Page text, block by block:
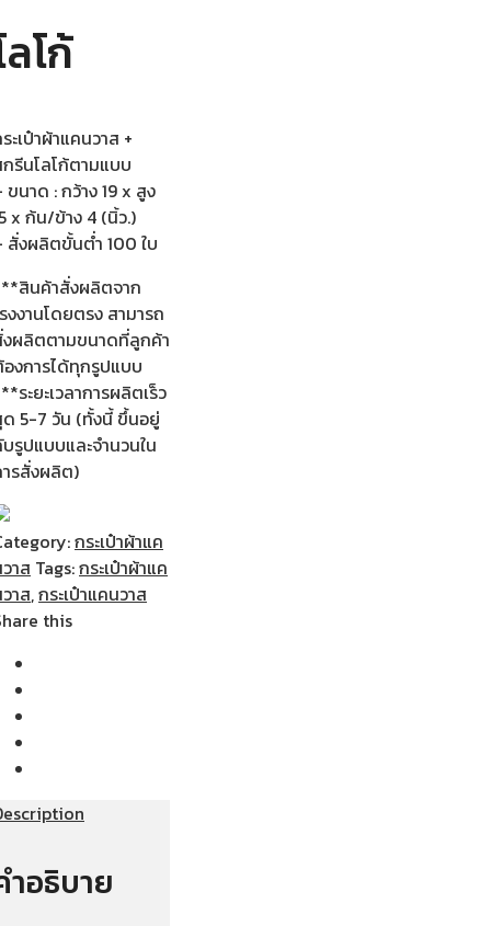
ลโก้
ะเป๋าผ้าแคนวาส +
รีนโลโก้ตามแบบ
ขนาด : กว้าง 19 x สูง
x ก้น/ข้าง 4 (นิ้ว.)
สั่งผลิตขั้นต่ำ 100 ใบ
สินค้าสั่งผลิตจาก
งงานโดยตรง สามารถ
ผลิตตามขนาดที่ลูกค้า
งการได้ทุกรูปแบบ
ระยะเวลาการผลิตเร็ว
5-7 วัน (ทั้งนี้ ขึ้นอยู่
รูปแบบและจำนวนใน
รสั่งผลิต)
กระเป๋าผ้าแค
าส Tags:กระเป๋าผ้าแค
าส,กระเป๋าแคนวาส
this
ำอธิบาย